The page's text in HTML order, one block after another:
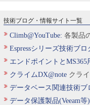
技術ブログ・情報サイト一覧
Climb@YouTube: 各製品
Espressシリーズ技術ブロ
エンドポイントと
クライムDX@note クラ
データベース関連技術ブ
データ保護製品(Veeam